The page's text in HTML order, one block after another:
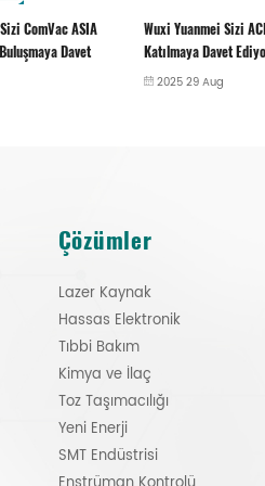
CHINA 2026'ya
Şanghay PTC'de 24 yıl
2025 31 Mar
Çözümler
Lazer Kaynak
Hassas Elektronik
Tıbbi Bakım
Kimya ve İlaç
Toz Taşımacılığı
Yeni Enerji
SMT Endüstrisi